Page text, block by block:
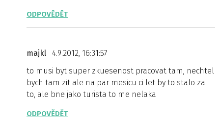
ODPOVĚDĚT
majkl
4.9.2012, 16:31:57
to musi byt super zkuesenost pracovat tam, nechtel
bych tam zit ale na par mesicu ci let by to stalo za
to, ale bne jako turista to me nelaka
ODPOVĚDĚT